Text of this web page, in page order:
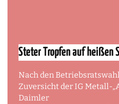
Steter Tropfen auf heißen
Nach den
Zuversicht der IG Metall-
Daimler